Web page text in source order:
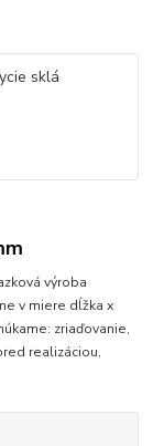
výroba
v miere dĺžka x
zriaďovanie,
realizáciou,